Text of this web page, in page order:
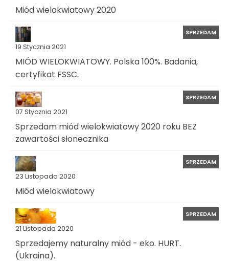
Miód wielokwiatowy 2020
19 Stycznia 2021
SPRZEDAM
MIÓD WIELOKWIATOWY. Polska 100%. Badania,
certyfikat FSSC.
07 Stycznia 2021
SPRZEDAM
Sprzedam miód wielokwiatowy 2020 roku BEZ
zawartości słonecznika
23 Listopada 2020
SPRZEDAM
Miód wielokwiatowy
21 Listopada 2020
SPRZEDAM
Sprzedajemy naturalny miód - eko. HURT.
(Ukraina).